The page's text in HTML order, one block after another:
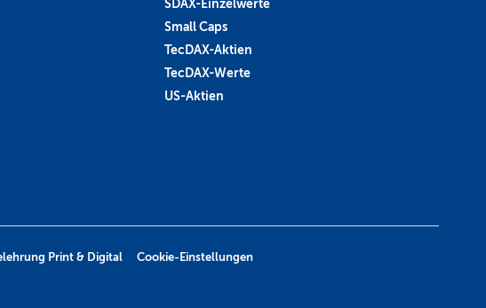
SDAX-Einzelwerte
Small Caps
TecDAX-Aktien
TecDAX-Werte
US-Aktien
Print & Digital Cookie-Einstellungen